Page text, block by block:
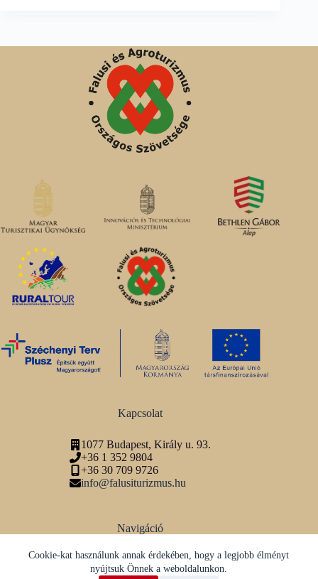
Cookie-kat használunk annak érdekében, hogy a legjobb élményt
nyújtsuk Önnek a weboldalunkon.
Kapcsolat
1077 Budapest, Király u. 93.
+36 1 352 9804
+36 30 709 9726
info@falusiturizmus.hu
Navigáció
Adatvédelmi tájékoztató
Közösségi média